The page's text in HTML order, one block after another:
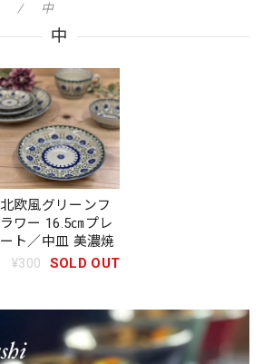
中
中
北欧風グリーンフ
ラワー 16.5㎝プレ
ート／中皿 美濃焼
¥300
SOLD OUT